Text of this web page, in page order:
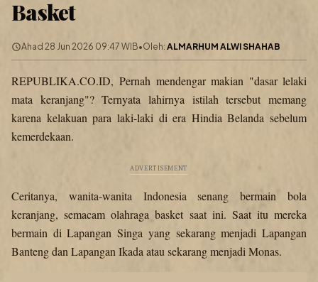
Basket
Ahad 28 Jun 2026 09:47 WIB•Oleh: ALMARHUM ALWI SHAHAB
REPUBLIKA.CO.ID, Pernah mendengar makian "dasar lelaki
mata keranjang"? Ternyata lahirnya istilah tersebut memang
karena kelakuan para laki-laki di era Hindia Belanda sebelum
kemerdekaan.
Ceritanya, wanita-wanita Indonesia senang bermain bola
keranjang, semacam olahraga basket saat ini. Saat itu mereka
bermain di Lapangan Singa yang sekarang menjadi Lapangan
Banteng dan Lapangan Ikada atau sekarang menjadi Monas.